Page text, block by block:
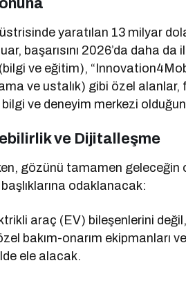
yaratılan 13 milyar
başarısını 2026’da daha da
ve eğitim),
ve ustalık) gibi özel alanlar,
ve deneyim merkezi
ve Dijitalleşme
gözünü tamamen
odaklanacak:
araç (EV) bileşenlerini
bakım-onarım ekipmanları
ele alacak.